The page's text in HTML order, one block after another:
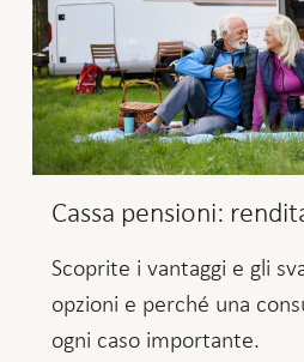
Cassa pensioni:
Scoprite i vantaggi e gli
opzioni e perché una
ogni caso importante.